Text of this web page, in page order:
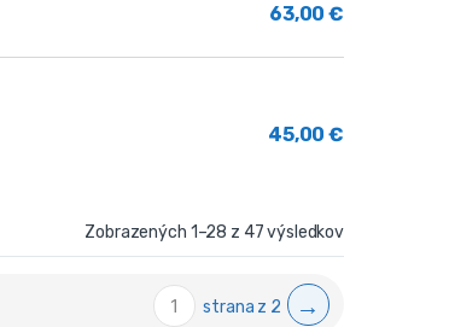
63,00€
45,00€
Zobrazených 1–28 z 47 výsledkov
strana z 2 →